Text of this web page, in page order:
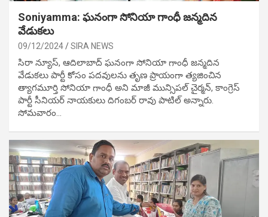
Soniyamma: ఘ‌నంగా సోనియా గాంధీ జ‌న్మ‌దిన
వేడుక‌లు
09/12/2024 SIRA NEWS
సిరా న్యూస్, ఆదిలాబాద్ ఘ‌నంగా సోనియా గాంధీ జ‌న్మ‌దిన
వేడుక‌లు పార్టీ కోసం ప‌ద‌వుల‌ను తృణ ప్రాయంగా త్య‌జించిన
త్యాగమూర్తి సోనియా గాంధీ అని మాజీ మున్సిప‌ల్ చైర్మ‌న్, కాంగ్రెస్
పార్టీ సీనియ‌ర్ నాయ‌కులు దిగంబ‌ర్ రావు పాటిల్ అన్నారు.
సోమవారం…